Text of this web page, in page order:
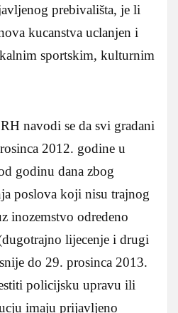
prebivališta, je li
kucanstva uclanjen i
sportskim, kulturnim
navodi se da svi gradani
2012. godine u
godinu dana zbog
poslova koji nisu trajnog
inozemstvo odredeno
lijecenje i drugi
do 29. prosinca 2013.
policijsku upravu ili
imaju prijavljeno